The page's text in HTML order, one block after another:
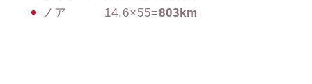
ノア 14.6×55=803km